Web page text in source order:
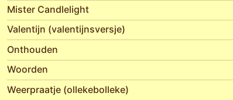
Mister Candlelight
Valentijn (valentijnsversje)
Onthouden
Woorden
Weerpraatje (ollekebolleke)